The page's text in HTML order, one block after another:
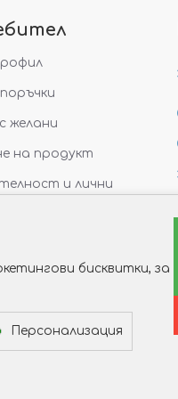
желани
на продукт
и лични
бисквитки, за
Персонализация